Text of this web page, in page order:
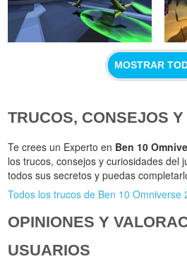
MOSTRAR
TRUCOS, CONSEJOS
Te crees un Experto en Ben 10
los trucos, consejos y curiosidades del
todos sus secretos y puedas
Todos los trucos de Ben 10 Omniverse
OPINIONES Y
USUARIOS